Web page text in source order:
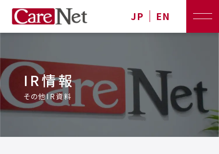
JP EN
IR情報
その他IR資料